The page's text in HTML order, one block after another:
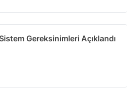
Gereksinimleri Açıklandı